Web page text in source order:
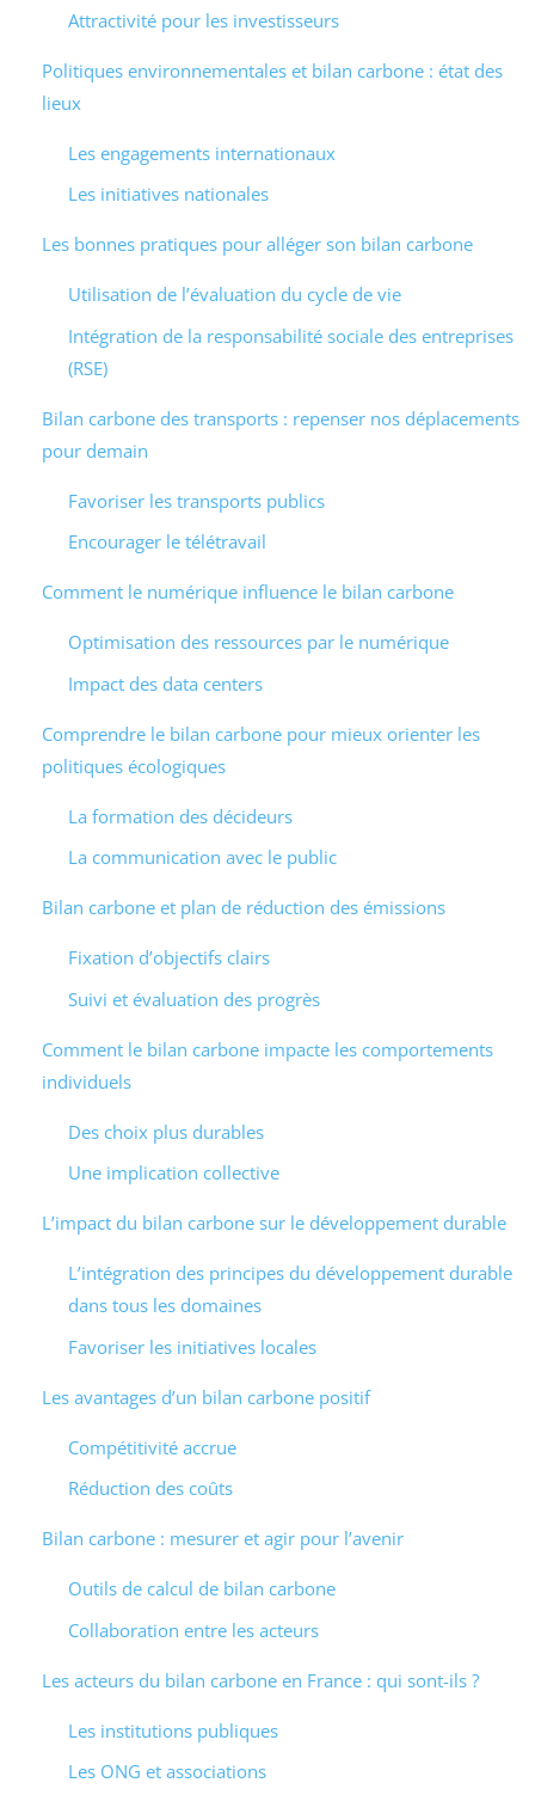
Attractivité pour les investisseurs
Politiques environnementales et bilan carbone : état des
lieux
Les engagements internationaux
Les initiatives nationales
Les bonnes pratiques pour alléger son bilan carbone
Utilisation de l’évaluation du cycle de vie
Intégration de la responsabilité sociale des entreprises
(RSE)
Bilan carbone des transports : repenser nos déplacements
pour demain
Favoriser les transports publics
Encourager le télétravail
Comment le numérique influence le bilan carbone
Optimisation des ressources par le numérique
Impact des data centers
Comprendre le bilan carbone pour mieux orienter les
politiques écologiques
La formation des décideurs
La communication avec le public
Bilan carbone et plan de réduction des émissions
Fixation d’objectifs clairs
Suivi et évaluation des progrès
Comment le bilan carbone impacte les comportements
individuels
Des choix plus durables
Une implication collective
L’impact du bilan carbone sur le développement durable
L’intégration des principes du développement durable
dans tous les domaines
Favoriser les initiatives locales
Les avantages d’un bilan carbone positif
Compétitivité accrue
Réduction des coûts
Bilan carbone : mesurer et agir pour l’avenir
Outils de calcul de bilan carbone
Collaboration entre les acteurs
Les acteurs du bilan carbone en France : qui sont-ils ?
Les institutions publiques
Les ONG et associations